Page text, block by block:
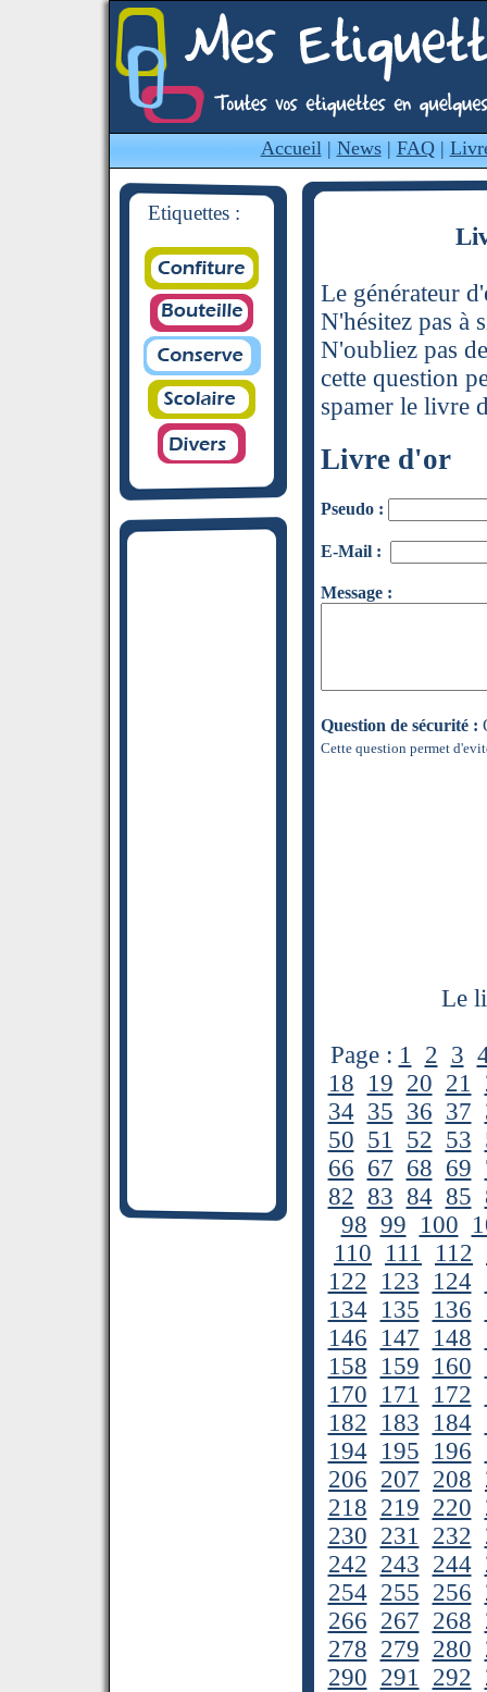
Accueil| News| FAQ|
Etiquettes :
Le générateur
N'hésitez pas à
N'oubliez pas
cette question
spamer le livre
Livre d'or
Pseudo :
E-Mail :
Message :
Question de sécurité :
Cette question permet
Le
Page : 1 2 3
18 19 20 21
34 35 36 37
50 51 52 53
66 67 68 69
82 83 84 85
98 99 100
110 111 112
122 123 124
134 135 136
146 147 148
158 159 160
170 171 172
182 183 184
194 195 196
206 207 208
218 219 220
230 231 232
242 243 244
254 255 256
266 267 268
278 279 280
290 291 292